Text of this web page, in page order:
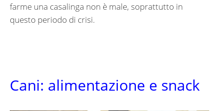
farme una casalinga non è male, soprattutto in
questo periodo di crisi.
Cani: alimentazione e snack